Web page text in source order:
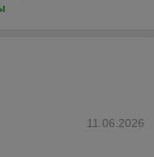
11.06.2026